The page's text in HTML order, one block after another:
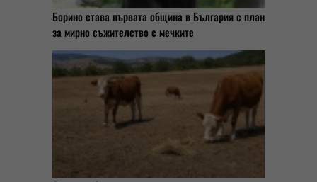
Борино става първата община в България с план
за мирно съжителство с мечките